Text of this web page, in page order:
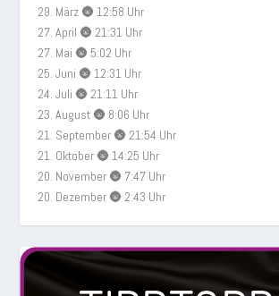
29. März 🌚 12:58 Uhr
27. April 🌚 21:31 Uhr
27. Mai 🌚 5:02 Uhr
25. Juni 🌚 12:31 Uhr
24. Juli 🌚 21:11 Uhr
23. August 🌚 8:06 Uhr
21. September 🌚 21:54 Uhr
21. Oktober 🌚 14:25 Uhr
20. November 🌚 7:47 Uhr
20. Dezember 🌚 2:43 Uhr